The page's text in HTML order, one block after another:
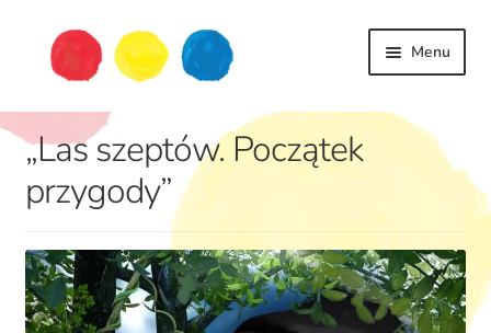
Przejdź
Przejdź
Menu
dziecko
podróże
„Las szeptów. Początek
przygody”